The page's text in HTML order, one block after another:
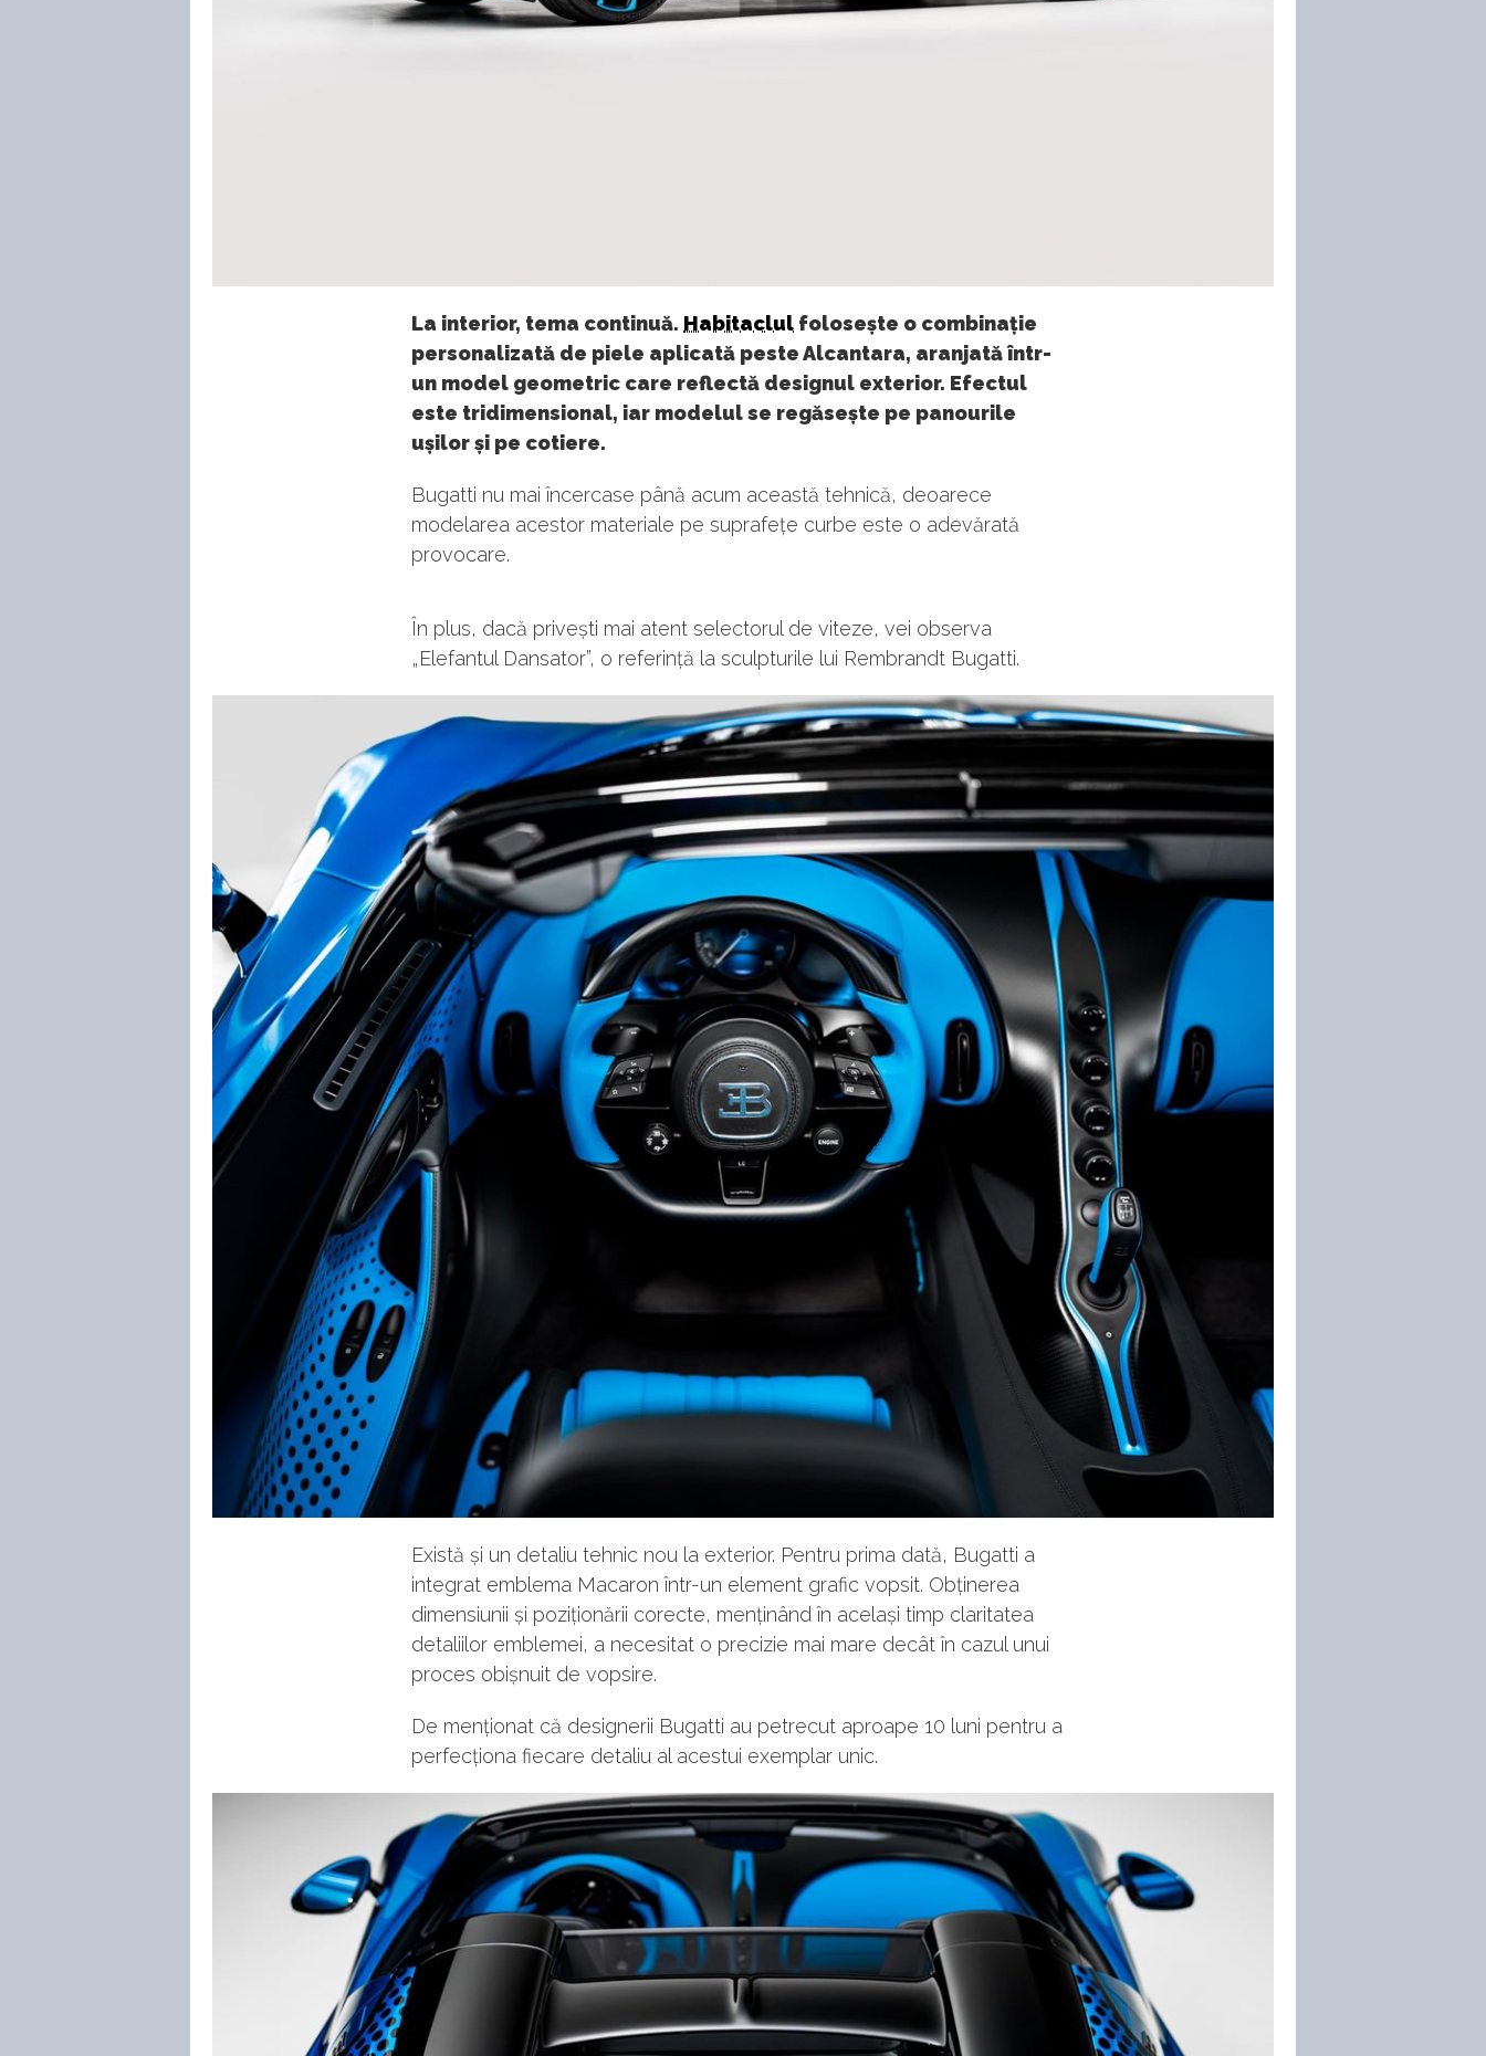
La interior, tema continuă. Habitaclul folosește o combinație
personalizată de piele aplicată peste Alcantara, aranjată într-
un model geometric care reflectă designul exterior. Efectul
este tridimensional, iar modelul se regăsește pe panourile
ușilor și pe cotiere.
Bugatti nu mai încercase până acum această tehnică, deoarece
modelarea acestor materiale pe suprafețe curbe este o adevărată
provocare.
În plus, dacă privești mai atent selectorul de viteze, vei observa
„Elefantul Dansator”, o referință la sculpturile lui Rembrandt Bugatti.
Există și un detaliu tehnic nou la exterior. Pentru prima dată, Bugatti a
integrat emblema Macaron într-un element grafic vopsit. Obținerea
dimensiunii și poziționării corecte, menținând în același timp claritatea
detaliilor emblemei, a necesitat o precizie mai mare decât în cazul unui
proces obișnuit de vopsire.
De menționat că designerii Bugatti au petrecut aproape 10 luni pentru a
perfecționa fiecare detaliu al acestui exemplar unic.